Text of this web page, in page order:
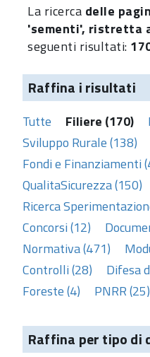
La ricerca delle
'sementi', ristretta
seguenti risultati:
Raffina i risultati
Tutte Filiere (170)
Sviluppo Rurale (138)
Fondi e Finanziamenti
QualitaSicurezza (150)
Ricerca
Concorsi (12)
Normativa (471)
Controlli (28)
Difesa
Foreste (4)
PNRR (25)
Raffina per tipo di